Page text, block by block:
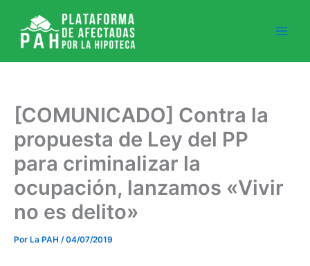
contenido
[COMUNICADO] Contra la
propuesta de Ley del PP
para criminalizar la
ocupación, lanzamos «Vivir
no es delito»
Por La PAH /04/07/2019